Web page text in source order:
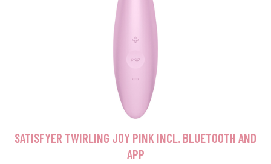
SATISFYER TWIRLING JOY PINK INCL. BLUETOOTH AND
APP